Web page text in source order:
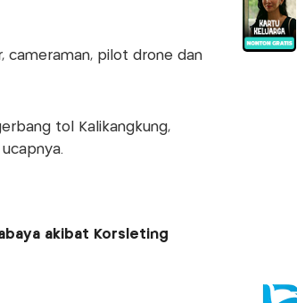
cameraman, pilot drone dan
tol Kalikangkung,
akibat Korsleting